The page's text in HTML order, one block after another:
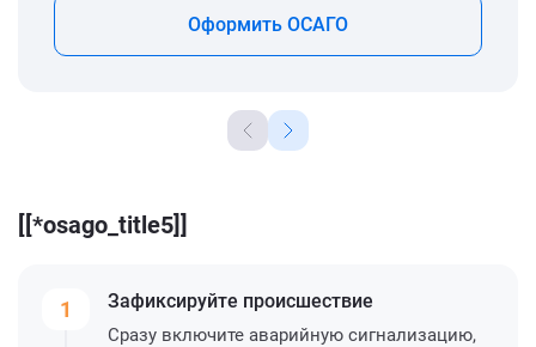
Оформить ОСАГО
[[*osago_title5]]
1 Зафиксируйте происшествие
Сразу включите аварийную сигнализацию,